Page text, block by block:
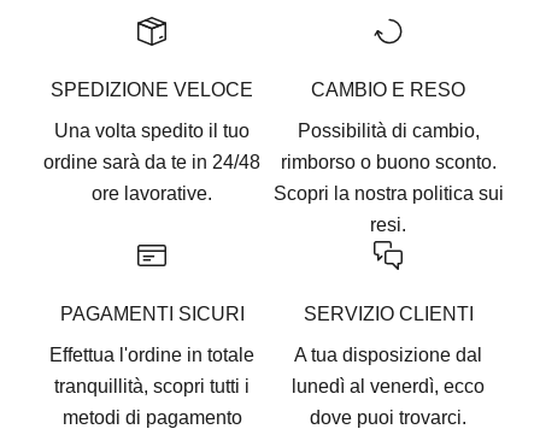
SPEDIZIONE VELOCE
Una volta spedito il tuo
ordine sarà da te in 24/48
ore lavorative.
CAMBIO E RESO
Possibilità di cambio,
rimborso o buono sconto.
Scopri la nostra politica sui
resi.
PAGAMENTI SICURI
Effettua l'ordine in totale
tranquillità, scopri tutti i
metodi di pagamento
SERVIZIO CLIENTI
A tua disposizione dal
lunedì al venerdì, ecco
dove puoi trovarci.